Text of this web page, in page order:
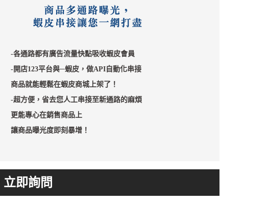
-各通路都有廣告流量快點吸收蝦皮會員
-開店123平台與─蝦皮，做API自動化串接
商品就能輕鬆在蝦皮商城上架了！
-超方便，省去您人工串接至新通路的麻煩
更能專心在銷售商品上
讓商品曝光度即刻暴增！